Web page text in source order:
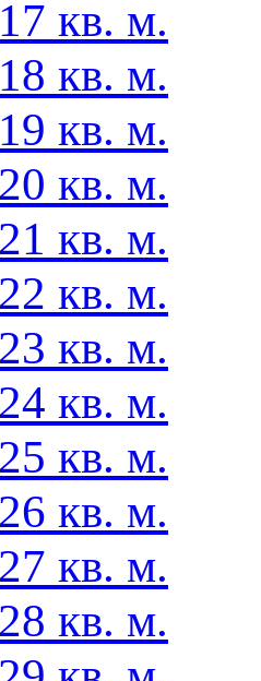
кв. м.
кв. м.
кв. м.
кв. м.
кв. м.
кв. м.
кв. м.
кв. м.
кв. м.
кв. м.
кв. м.
кв. м.